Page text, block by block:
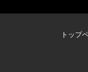
トップ